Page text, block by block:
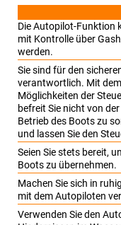
Die Autopilot-Funktion
mit Kontrolle über
werden.
Sie sind für den
verantwortlich. Mit
Möglichkeiten der
befreit Sie nicht von
Betrieb des Boots zu
und lassen Sie den
Seien Sie stets bereit,
Boots zu übernehmen.
Machen Sie sich in
mit dem Autopiloten
Verwenden Sie den